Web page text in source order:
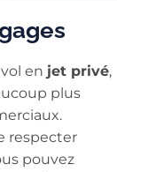
en jet privé,
plus
respecter
pouvez